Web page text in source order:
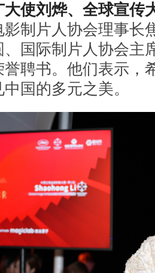
使刘烨、全球宣传
影制片人协会理事长
国际制片人协会主
誉聘书。他们表示，
国的多元之美。